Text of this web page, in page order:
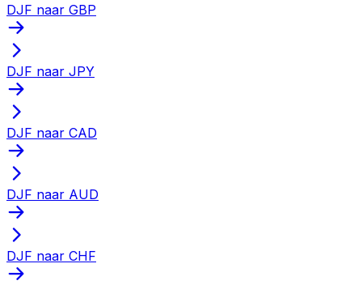
DJF naar GBP
DJF naar JPY
DJF naar CAD
DJF naar AUD
DJF naar CHF